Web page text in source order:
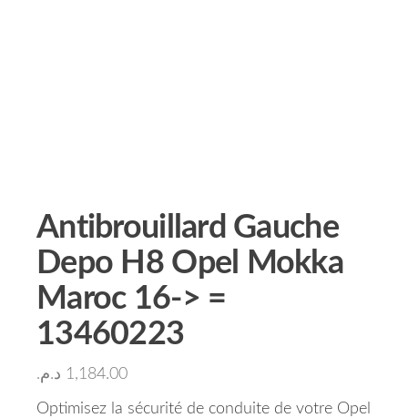
Antibrouillard Gauche
Depo H8 Opel Mokka
Maroc 16-> =
13460223
1,184.00 د.م.
Optimisez la sécurité de conduite de votre Opel